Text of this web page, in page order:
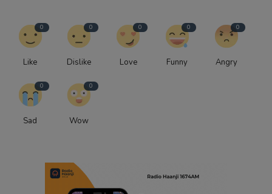
0
Like
0
Dislike
0
Love
0
Funny
0
Angry
0
Sad
0
Wow